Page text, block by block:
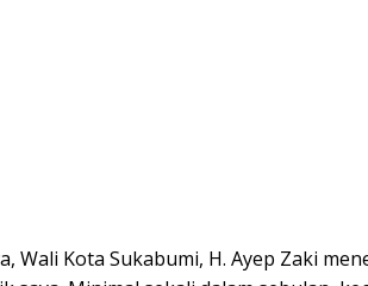
Wali Kota Sukabumi, H. Ayep Zaki